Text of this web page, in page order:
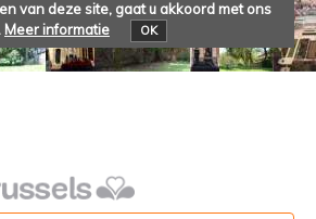
van deze site, gaat u akkoord met ons
Meer informatie OK